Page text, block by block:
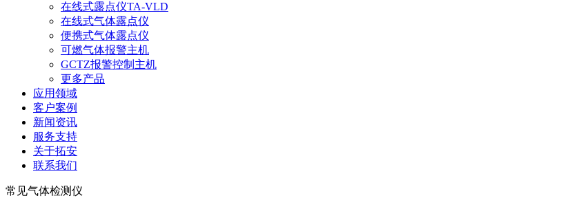
在线式露点仪TA-VLD
在线式气体露点仪
便携式气体露点仪
可燃气体报警主机
GCTZ报警控制主机
更多产品
应用领域
客户案例
新闻资讯
服务支持
关于拓安
联系我们
常见气体检测仪